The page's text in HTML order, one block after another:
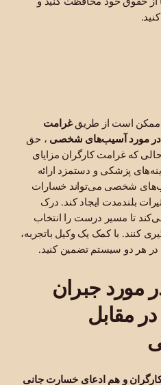
ممکن است از طریقغرامت
در مورد آسیب‌های شخصی ، حق
که غرامت کارگران مزایای
پزشکی و دستمزد ارائه
شخصی می‌تواند خسارات
بلندمدت ایجاد کند. درک
تا مسیر درست را انتخاب
کنند. با کمک یک وکیل باتجربه،
در هر دو سیستم تضمین کنید.
مورد جبران
مقابل
کارگران و هم ادعای خسارت جانی